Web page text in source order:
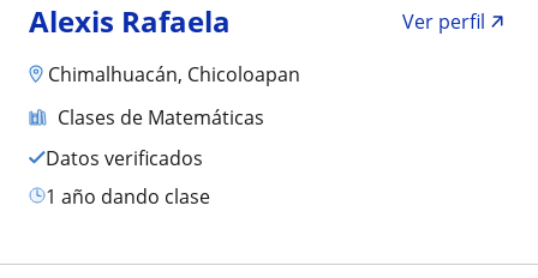
Alexis Rafaela
Ver perfil
Chimalhuacán, Chicoloapan
Clases de Matemáticas
Datos verificados
1 año dando clase